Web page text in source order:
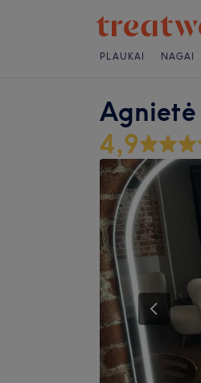
PLAUKAI NAGAI
4,9